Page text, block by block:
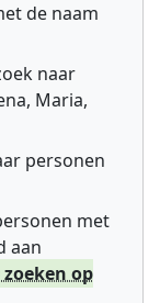
de naam
naar
Maria,
personen
met
aan
zoeken op